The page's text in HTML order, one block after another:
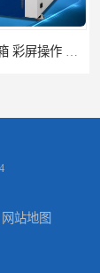
网站地图